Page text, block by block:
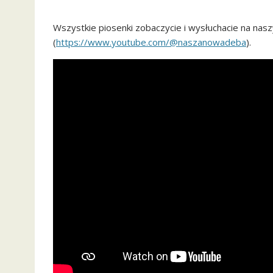
Wszystkie piosenki zobaczycie i wysłuchacie na
(https://www.youtube.com/@naszanowadeba).